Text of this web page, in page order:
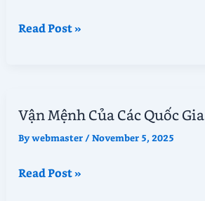
Vận
Gia
–
1-
Read Post »
Vận Mệnh Của Các Quốc Gia
Bywebmaster /November 5, 2025
Vận
Read Post »